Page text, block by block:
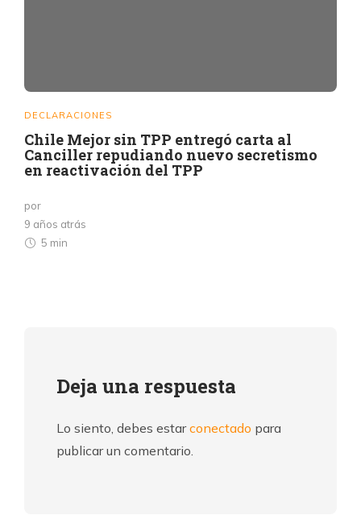
DECLARACIONES
Chile Mejor sin TPP entregó carta al
Canciller repudiando nuevo secretismo
en reactivación del TPP
por
9 años atrás
5 min
Deja una respuesta
Lo siento, debes estarconectado para
publicar un comentario.